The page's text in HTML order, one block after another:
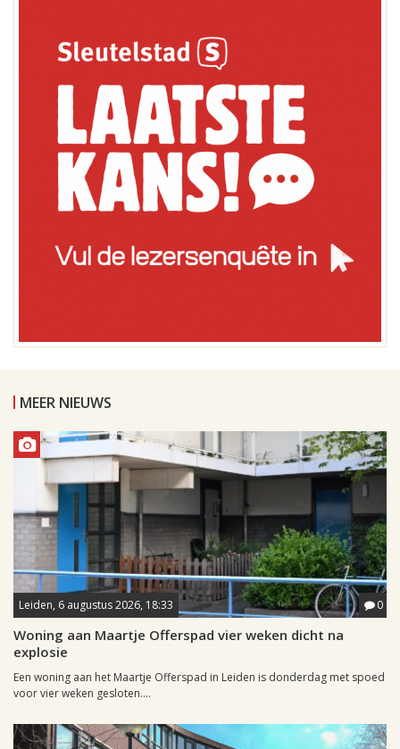
MEER NIEUWS
Leiden, 6 augustus 2026, 18:33 0
Woning aan Maartje Offerspad vier weken dicht na
explosie
Een woning aan het Maartje Offerspad in Leiden is donderdag met spoed
voor vier weken gesloten....